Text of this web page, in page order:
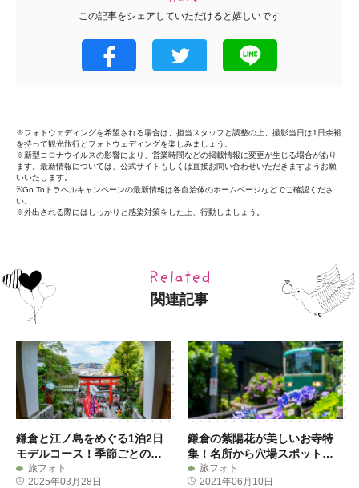
この記事をシェアしていただけると嬉しいです
※フォトウェディングを希望される場合は、担当スタッフと調整の上、撮影当日は1日余裕
を持って観光旅行とフォトウェディングを楽しみましょう。
※新型コロナウイルスの影響により、営業時間などの掲載情報に変更が生じる場合があり
ます。最新情報については、公式サイトもしくは直接お問い合わせいただきますようお願
いいたします。
※Go Toトラベルキャンペーンの最新情報は各自治体のホームページなどでご確認くださ
い。
※外出される際にはしっかりと感染対策をした上、行動しましょう。
関連記事
鎌倉と江ノ島をめぐる1泊2日
モデルコース！季節ごとのお
すすめスポットも紹介
旅フォト
2025年03月28日
鎌倉の紫陽花が美しいお寺特
集！名所から穴場スポットま
でご紹介
旅フォト
2021年06月10日